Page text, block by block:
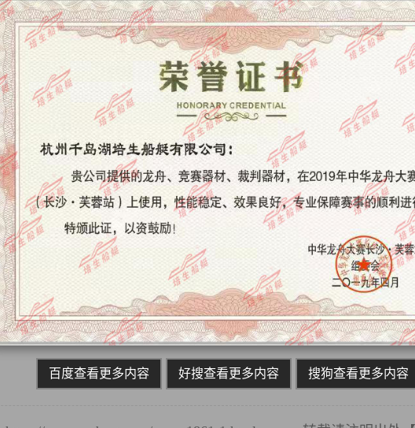
百度查看更多内容 好搜查看更多内容 搜狗查看更多内容